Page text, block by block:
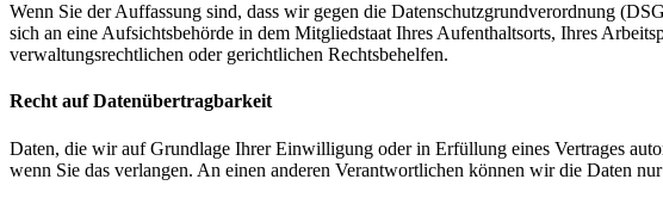
Wenn Sie der Auffassung sind, dass wir gegen die Datenschutzgrundverordnung
sich an eine Aufsichtsbehörde in dem Mitgliedstaat Ihres Aufenthaltsorts, Ihres
verwaltungsrechtlichen oder gerichtlichen Rechtsbehelfen.
Recht auf Datenübertragbarkeit
Daten, die wir auf Grundlage Ihrer Einwilligung oder in Erfüllung eines Vertrages
wenn Sie das verlangen. An einen anderen Verantwortlichen können wir die Daten